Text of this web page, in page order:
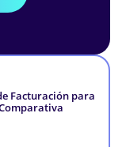
Facturación para